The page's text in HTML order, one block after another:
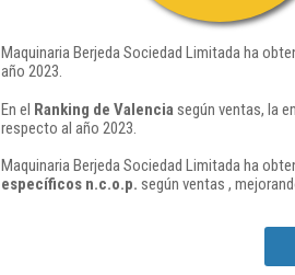
Maquinaria Berjeda Sociedad Limitada ha
año 2023.
En el Ranking de Valencia según ventas, la
respecto al año 2023.
Maquinaria Berjeda Sociedad Limitada ha
específicos n.c.o.p. según ventas ,